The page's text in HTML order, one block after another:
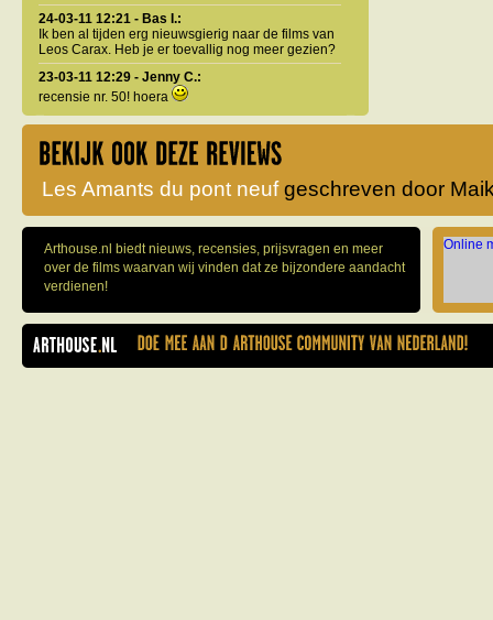
24-03-11 12:21 - Bas I.:
Ik ben al tijden erg nieuwsgierig naar de films van
Leos Carax. Heb je er toevallig nog meer gezien?
23-03-11 12:29 - Jenny C.:
recensie nr. 50! hoera
Les Amants du pont neufgeschreven door
Arthouse.nl biedt nieuws, recensies, prijsvragen en meer
over de films waarvan wij vinden dat ze bijzondere aandacht
verdienen!
Online